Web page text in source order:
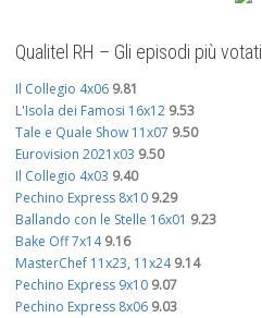
Qualitel RH – Gli episodi più votati
Il Collegio 4x06 9.81
L'Isola dei Famosi 16x12 9.53
Tale e Quale Show 11x07 9.50
Eurovision 2021x03 9.50
Il Collegio 4x03 9.40
Pechino Express 8x10 9.29
Ballando con le Stelle 16x01 9.23
Bake Off 7x14 9.16
MasterChef 11x23, 11x24 9.14
Pechino Express 9x10 9.07
Pechino Express 8x06 9.03